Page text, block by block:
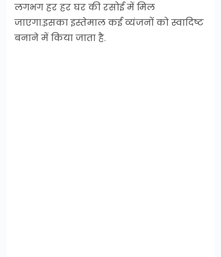
लगभग हर हर घर की रसोई में मिल
जाएगा.इसका इस्तेमाल कई व्यंजनों को स्वादिष्ट
बनाने में किया जाता है.